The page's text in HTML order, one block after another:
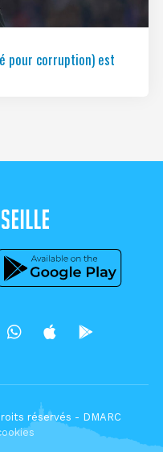
pour corruption) est
réservés - DMARC